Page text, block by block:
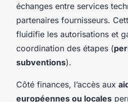
échanges entre services
partenaires fournisseurs.
fluidifie les autorisations et
coordination des étapes (
subventions).
Côté finances, l’accès aux
européennes ou locales